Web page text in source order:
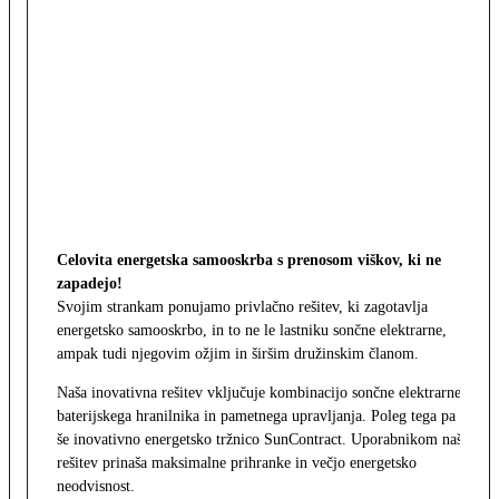
Celovita energetska samooskrba s prenosom viškov, ki ne
zapadejo!
Svojim strankam ponujamo privlačno rešitev, ki zagotavlja
energetsko samooskrbo, in to ne le lastniku sončne elektrarne,
ampak tudi njegovim ožjim in širšim družinskim članom.
Naša inovativna rešitev vključuje kombinacijo sončne elektrarne,
baterijskega hranilnika in pametnega upravljanja. Poleg tega pa
še inovativno energetsko tržnico SunContract. Uporabnikom naša
rešitev prinaša maksimalne prihranke in večjo energetsko
neodvisnost.